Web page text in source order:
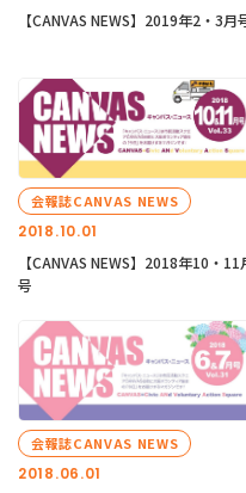
【CANVAS NEWS】2019年2・3月
2018.10.01
会報誌CANVAS NEWS
【CANVAS NEWS】2018年10・11
号
2018.06.01
会報誌CANVAS NEWS